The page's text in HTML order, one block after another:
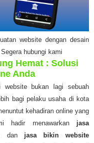
website dengan desain
hubungi kami
Hemat : Solusi
Anda
website bukan lagi sebuah
bagi pelaku usaha di kota
kehadiran online yang
hadir menawarkan jasa
dan jasa bikin website